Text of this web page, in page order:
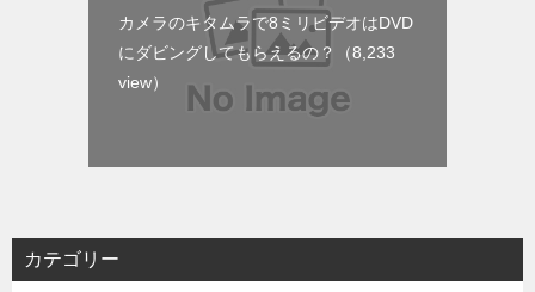
カメラのキタムラで8ミリビデオはDVD
にダビングしてもらえるの？
（8,233
view）
カテゴリー